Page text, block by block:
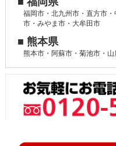
福岡市・北九州市・直方市
市・みやま市・大牟田市
■ 熊本県
熊本市・阿蘇市・菊池市・